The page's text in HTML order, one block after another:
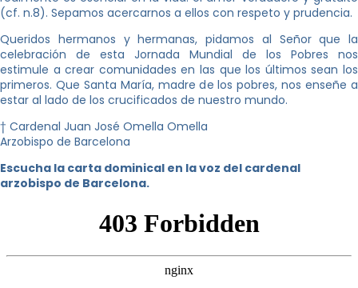
(cf. n.8). Sepamos acercarnos a ellos con respeto y prudencia.
Queridos hermanos y hermanas, pidamos al Señor que la
celebración de esta Jornada Mundial de los Pobres nos
estimule a crear comunidades en las que los últimos sean los
primeros. Que Santa María, madre de los pobres, nos enseñe a
estar al lado de los crucificados de nuestro mundo.
† Cardenal Juan José Omella Omella
Arzobispo de Barcelona
Escucha la carta dominical en la voz del cardenal
arzobispo de Barcelona.